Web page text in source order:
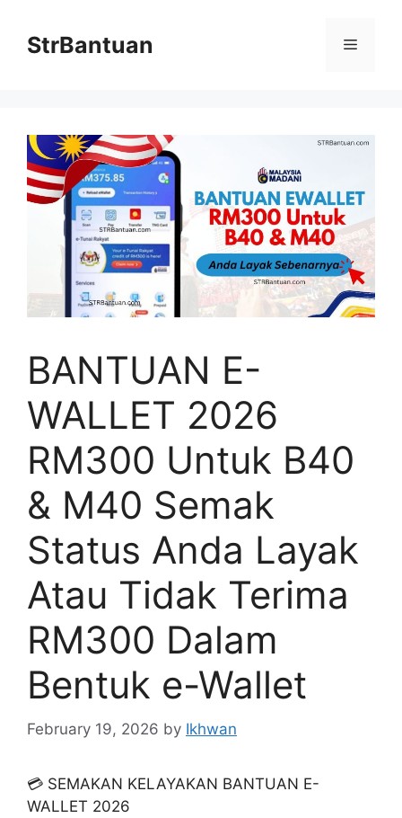
contentStrBantuan Menu
BANTUAN E-
WALLET 2026
RM300 Untuk B40
& M40 Semak
Status Anda Layak
Atau Tidak Terima
RM300 Dalam
Bentuk e-Wallet
February 19, 2026 by Ikhwan
💳 SEMAKAN KELAYAKAN BANTUAN E-
WALLET 2026